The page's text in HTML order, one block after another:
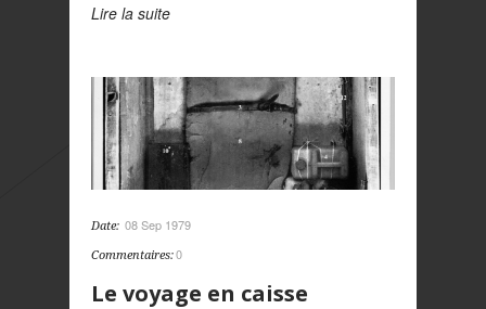
Lire la suite
Date: 08 Sep 1979
Commentaires:0
Le voyage en caisse